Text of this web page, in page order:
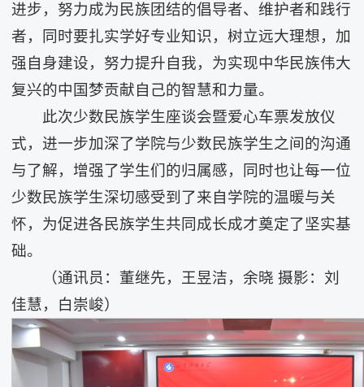
进步，努力成为民族团结的倡导者、维护者和践行
者，同时要扎实学好专业知识，树立远大理想，加
强自身建设，努力提升自我，为实现中华民族伟大
复兴的中国梦贡献自己的智慧和力量。
此次少数民族学生座谈会暨爱心车票发放仪
式，进一步加深了学院与少数民族学生之间的沟通
与了解，增强了学生们的归属感，同时也让每一位
少数民族学生深切感受到了来自学院的温暖与关
怀，为促进各民族学生共同成长成才奠定了坚实基
础。
（通讯员：董继先，王昱洁，余晓 摄影：刘
佳慧，白崇峻）